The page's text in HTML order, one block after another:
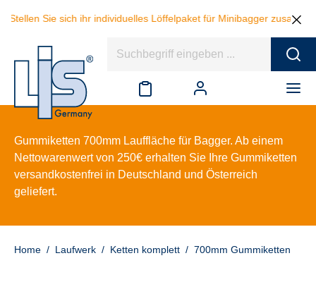
Stellen Sie sich ihr individuelles Löffelpaket für Minibagger
Gummiketten 700mm Lauffläche für Bagger. Ab einem
Nettowarenwert von 250€ erhalten Sie Ihre Gummiketten
versandkostenfrei in Deutschland und Österreich
geliefert.
Home / Laufwerk / Ketten komplett / 700mm Gummiketten